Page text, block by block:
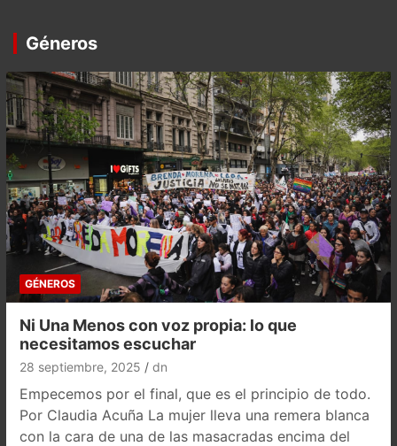
Géneros
GÉNEROS
Ni Una Menos con voz propia: lo que
necesitamos escuchar
28 septiembre, 2025 dn
Empecemos por el final, que es el principio de todo.
Por Claudia Acuña La mujer lleva una remera blanca
con la cara de una de las masacradas encima del